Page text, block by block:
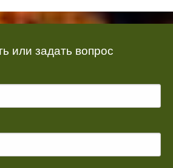
или задать вопрос